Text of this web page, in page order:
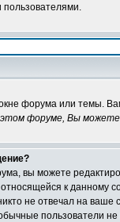
форума или темы.
форуме, Вы можете
вы можете
относящейся к данному
не отвечал на
пользователи